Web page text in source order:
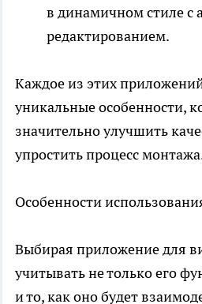
в динамичном стиле с
редактированием.
Каждое из этих
уникальные особенности,
значительно улучшить
упростить процесс
Особенности
Выбирая приложение для
учитывать не только его
и то, как оно будет